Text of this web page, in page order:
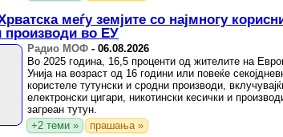
меѓу земјите со најмногу
производи во ЕУ
Радио МОФ - 06.08.2026
Во 2025 година, 16,5 проценти од жителите на
Унија на возраст од 16 години или повеќе
користеле тутунски и сродни производи,
електронски цигари, никотински кесички и
загреан тутун.
+2 теми »
прашања »